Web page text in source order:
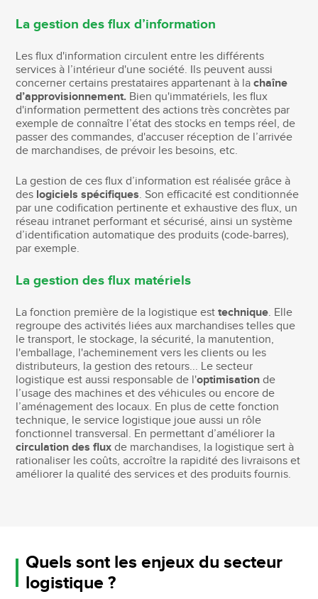
La gestion des flux d’information
Les flux d'information circulent entre les différents
services à l’intérieur d'une société. Ils peuvent aussi
concerner certains prestataires appartenant à lachaîne
d’approvisionnement. Bien qu'immatériels, les flux
d'information permettent des actions très concrètes par
exemple de connaître l’état des stocks en temps réel, de
passer des commandes, d'accuser réception de l’arrivée
de marchandises, de prévoir les besoins, etc.
La gestion de ces flux d’information est réalisée grâce à
des logiciels spécifiques. Son efficacité est conditionnée
par une codification pertinente et exhaustive des flux, un
réseau intranet performant et sécurisé, ainsi un système
d’identification automatique des produits (code-barres),
par exemple.
La gestion des flux matériels
La fonction première de la logistique esttechnique. Elle
regroupe des activités liées aux marchandises telles que
le transport, le stockage, la sécurité, la manutention,
l'emballage, l'acheminement vers les clients ou les
distributeurs, la gestion des retours... Le secteur
logistique est aussi responsable de l'optimisation de
l’usage des machines et des véhicules ou encore de
l’aménagement des locaux. En plus de cette fonction
technique, le service logistique joue aussi un rôle
fonctionnel transversal. En permettant d’améliorer la
circulation des flux de marchandises, la logistique sert à
rationaliser les coûts, accroître la rapidité des livraisons et
améliorer la qualité des services et des produits fournis.
Quels sont les enjeux du secteur
logistique ?